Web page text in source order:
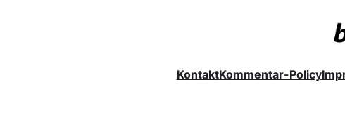
KontaktKommentar-Policy